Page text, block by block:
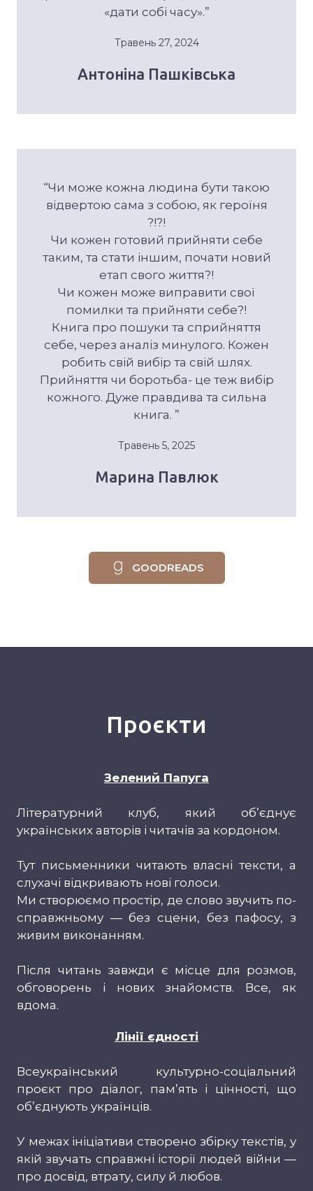
«дати собі часу».”
Травень 27, 2024
Антоніна Пашківська
“Чи може кожна людина бути такою
відвертою сама з собою, як героїня
?!?!
Чи кожен готовий прийняти себе
таким, та стати іншим, почати новий
етап свого життя?!
Чи кожен може виправити свої
помилки та прийняти себе?!
Книга про пошуки та сприйняття
себе, через аналіз минулого. Кожен
робить свій вибір та свій шлях.
Прийняття чи боротьба- це теж вибір
кожного. Дуже правдива та сильна
книга. ”
Травень 5, 2025
Марина Павлюк
GOODREADS
Проєкти
Зелений Папуга
Літературний клуб, який об’єднує
українських авторів і читачів за кордоном.
Тут письменники читають власні тексти, а
слухачі відкривають нові голоси.
Ми створюємо простір, де слово звучить по-
справжньому — без сцени, без пафосу, з
живим виконанням.
Після читань завжди є місце для розмов,
обговорень і нових знайомств. Все, як
вдома.
Лінії єдності
Всеукраїнський культурно-соціальний
проєкт про діалог, пам’ять і цінності, що
об’єднують українців.
У межах ініціативи створено збірку текстів, у
якій звучать справжні історії людей війни —
про досвід, втрату, силу й любов.